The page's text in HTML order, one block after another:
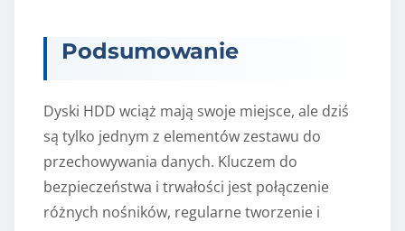
Podsumowanie
Dyski HDD wciąż mają swoje miejsce, ale dziś
są tylko jednym z elementów zestawu do
przechowywania danych. Kluczem do
bezpieczeństwa i trwałości jest połączenie
różnych nośników, regularne tworzenie i